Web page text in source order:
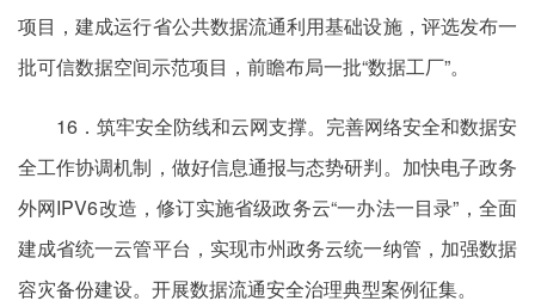
项目，建成运行省公共数据流通利用基础设施，评选发布一
批可信数据空间示范项目，前瞻布局一批“数据工厂”。
16．筑牢安全防线和云网支撑。完善网络安全和数据安
全工作协调机制，做好信息通报与态势研判。加快电子政务
外网IPV6改造，修订实施省级政务云“一办法一目录”，全面
建成省统一云管平台，实现市州政务云统一纳管，加强数据
容灾备份建设。开展数据流通安全治理典型案例征集。